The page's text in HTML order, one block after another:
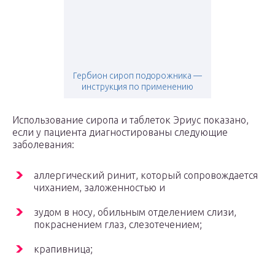
Гербион сироп подорожника —
инструкция по применению
Использование сиропа и таблеток Эриус показано,
если у пациента диагностированы следующие
заболевания:
аллергический ринит, который сопровождается
чиханием, заложенностью и
зудом в носу, обильным отделением слизи,
покраснением глаз, слезотечением;
крапивница;